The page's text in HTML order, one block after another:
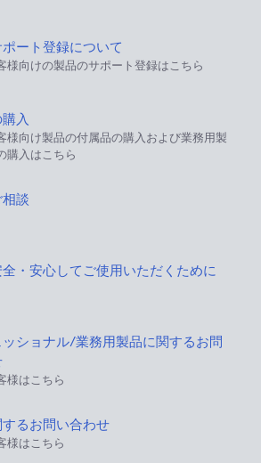
ート登録について
様向けの製品のサポート登録はこちら
入
様向け製品の付属品の購入および業務用製
購入はこちら
談
・安心してご使用いただくために
ショナル/業務用製品に関するお問
様はこちら
るお問い合わせ
様はこちら